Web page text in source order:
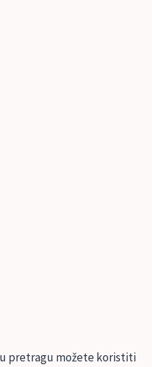
pretragu možete koristiti